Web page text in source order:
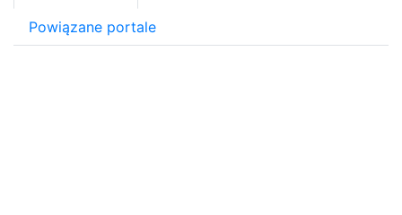
Powiązane portale